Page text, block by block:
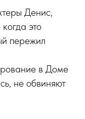
Денис,
это
пережил
в Доме
не обвиняют